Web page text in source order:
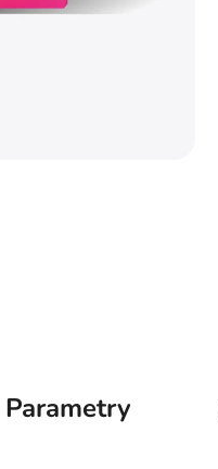
Parametry